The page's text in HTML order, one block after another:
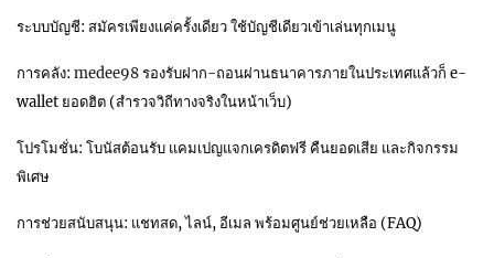
ระบบบัญชี: สมัครเพียงแค่ครั้งเดียว ใช้บัญชีเดียวเข้าเล่นทุกเมนู
การคลัง: medee98รองรับฝาก-ถอนผ่านธนาคารภายในประเทศแล้วก็ e-
wallet ยอดฮิต (สำรวจวิถีทางจริงในหน้าเว็บ)
โปรโมชั่น: โบนัสต้อนรับ แคมเปญแจกเครดิตฟรี คืนยอดเสีย และกิจกรรม
พิเศษ
การช่วยสนับสนุน: แชทสด, ไลน์, อีเมล พร้อมศูนย์ช่วยเหลือ (FAQ)